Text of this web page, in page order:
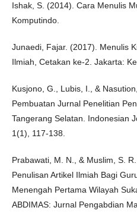
Ishak, S. (2014). Cara Menulis
Komputindo.
Junaedi, Fajar. (2017). Menulis
Ilmiah, Cetakan ke-2. Jakarta:
Kusjono, G., Lubis, I., &
Pembuatan Jurnal Penelitian
Tangerang Selatan. Indonesian
1(1), 117-138.
Prabawati, M. N., & Muslim, S.
Penulisan Artikel Ilmiah Bagi
Menengah Pertama Wilayah
ABDIMAS: Jurnal Pengabdian